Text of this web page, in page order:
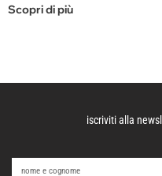
Scopri di più
iscriviti alla